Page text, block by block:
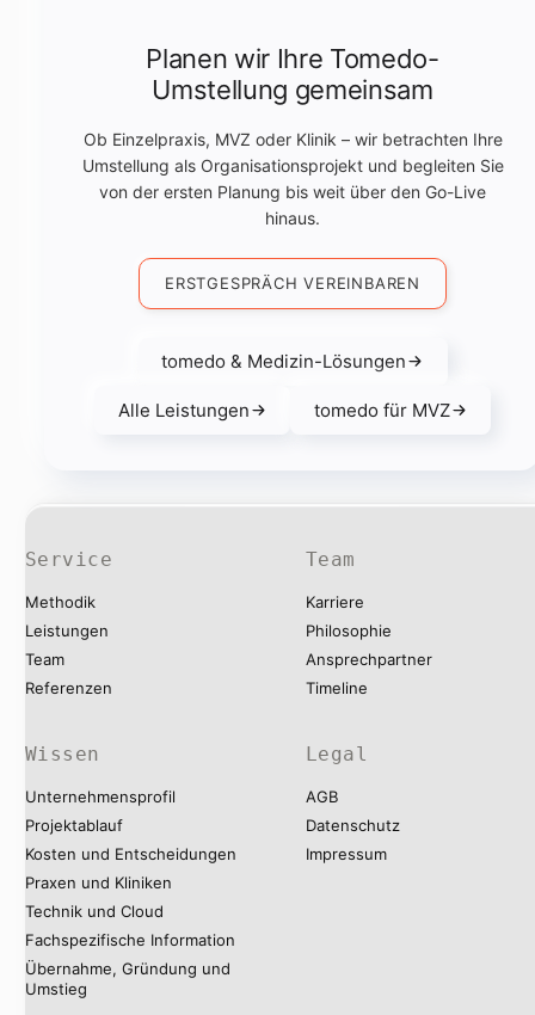
Planen wir Ihre Tomedo-
Umstellung gemeinsam
Ob Einzelpraxis, MVZ oder Klinik – wir betrachten Ihre
Umstellung als Organisationsprojekt und begleiten Sie
von der ersten Planung bis weit über den Go-Live
hinaus.
ERSTGESPRÄCH VEREINBAREN
tomedo & Medizin-Lösungen
Alle Leistungen tomedo für MVZ
Service
Methodik
Leistungen
Team
Referenzen
Team
Karriere
Philosophie
Ansprechpartner
Timeline
Wissen
Unternehmensprofil
Projektablauf
Kosten und Entscheidungen
Praxen und Kliniken
Technik und Cloud
Fachspezifische Information
Übernahme, Gründung und
Umstieg
Legal
AGB
Datenschutz
Impressum